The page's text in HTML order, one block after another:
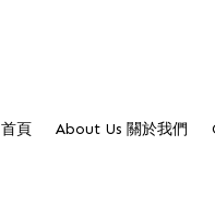
首頁 About Us 關於我們